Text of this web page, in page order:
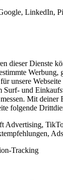
LinkedIn,
dieser Dienste
Werbung,
unsere
Surf- und
Mit deiner
folgende
Advertising,
Tracking